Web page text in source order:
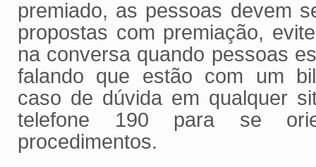
premiado, as pessoas devem
propostas com premiação,
na conversa quando pessoas
falando que estão com um
caso de dúvida em qualquer
telefone 190 para se
procedimentos.